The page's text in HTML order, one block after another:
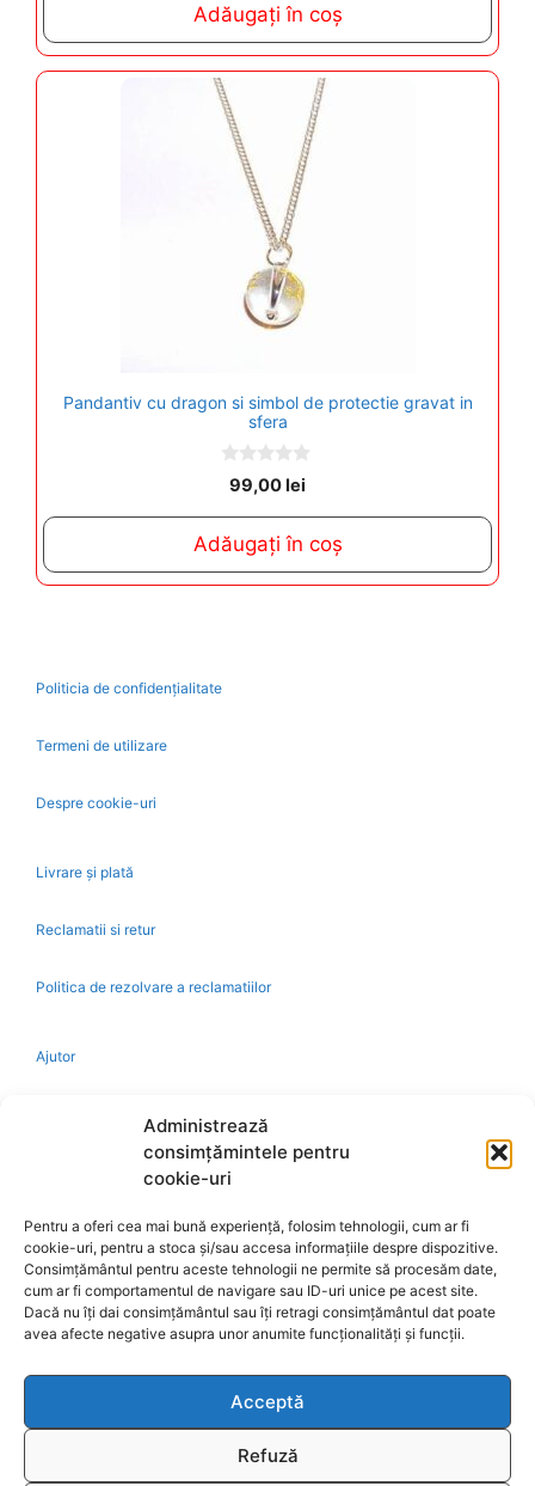
Administrează
consimțămintele pentru
cookie-uri
Pentru a oferi cea mai bună experiență, folosim tehnologii, cum ar fi
cookie-uri, pentru a stoca și/sau accesa informațiile despre dispozitive.
Consimțământul pentru aceste tehnologii ne permite să procesăm date,
cum ar fi comportamentul de navigare sau ID-uri unice pe acest site.
Dacă nu îți dai consimțământul sau îți retragi consimțământul dat poate
avea afecte negative asupra unor anumite funcționalități și funcții.
Acceptă
Refuză
o
5
Adăugați în coș
Pandantiv cu dragon si simbol de protectie gravat in
sfera
0
o
5
99,00lei
Adăugați în coș
Politicia de confidențialitate
Termeni de utilizare
Despre cookie-uri
Livrare și plată
Reclamatii si retur
Politica de rezolvare a reclamatiilor
Ajutor
Retragere din contract
A.N.P.C.